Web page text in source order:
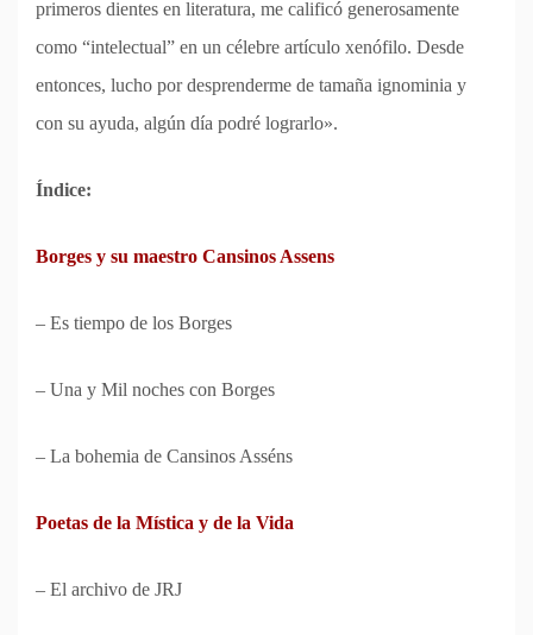
primeros dientes en literatura, me calificó generosamente
como “intelectual” en un célebre artículo xenófilo. Desde
entonces, lucho por desprenderme de tamaña ignominia y
con su ayuda, algún día podré lograrlo».
Índice:
Borges y su maestro Cansinos Assens
– Es tiempo de los Borges
– Una y Mil noches con Borges
– La bohemia de Cansinos Asséns
Poetas de la Mística y de la Vida
– El archivo de JRJ